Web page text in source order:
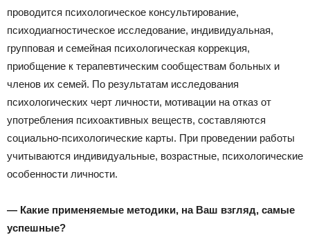
проводится психологическое консультирование,
психодиагностическое исследование, индивидуальная,
групповая и семейная психологическая коррекция,
приобщение к терапевтическим сообществам больных и
членов их семей. По результатам исследования
психологических черт личности, мотивации на отказ от
употребления психоактивных веществ, составляются
социально-психологические карты. При проведении работы
учитываются индивидуальные, возрастные, психологические
особенности личности.
— Какие применяемые методики, на Ваш взгляд, самые
успешные?